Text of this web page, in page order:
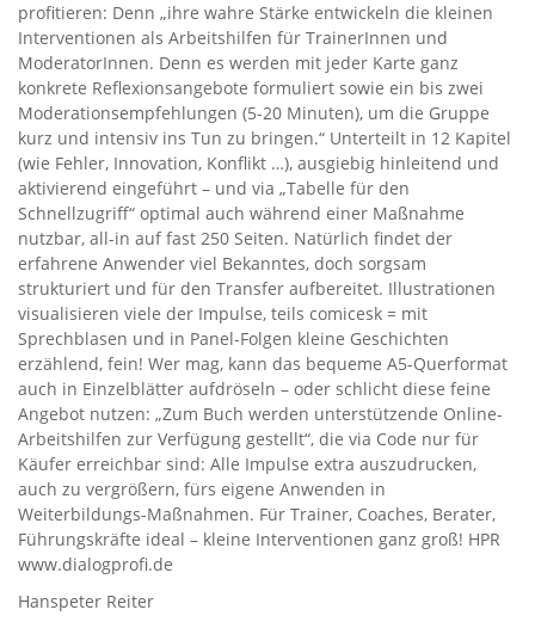
profitieren: Denn „ihre wahre Stärke entwickeln die kleinen
Interventionen als Arbeitshilfen für TrainerInnen und
ModeratorInnen. Denn es werden mit jeder Karte ganz
konkrete Reflexionsangebote formuliert sowie ein bis zwei
Moderationsempfehlungen (5-20 Minuten), um die Gruppe
kurz und intensiv ins Tun zu bringen.“ Unterteilt in 12 Kapitel
(wie Fehler, Innovation, Konflikt …), ausgiebig hinleitend und
aktivierend eingeführt – und via „Tabelle für den
Schnellzugriff“ optimal auch während einer Maßnahme
nutzbar, all-in auf fast 250 Seiten. Natürlich findet der
erfahrene Anwender viel Bekanntes, doch sorgsam
strukturiert und für den Transfer aufbereitet. Illustrationen
visualisieren viele der Impulse, teils comicesk = mit
Sprechblasen und in Panel-Folgen kleine Geschichten
erzählend, fein! Wer mag, kann das bequeme A5-Querformat
auch in Einzelblätter aufdröseln – oder schlicht diese feine
Angebot nutzen: „Zum Buch werden unterstützende Online-
Arbeitshilfen zur Verfügung gestellt“, die via Code nur für
Käufer erreichbar sind: Alle Impulse extra auszudrucken,
auch zu vergrößern, fürs eigene Anwenden in
Weiterbildungs-Maßnahmen. Für Trainer, Coaches, Berater,
Führungskräfte ideal – kleine Interventionen ganz groß! HPR
www.dialogprofi.de
Hanspeter Reiter